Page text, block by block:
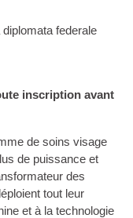
federale
inscription avant
de soins visage
de puissance et
des
tout leur
et à la technologie